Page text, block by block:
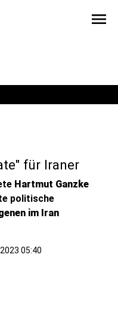
menu
für Iraner
Hartmut Ganzke
politische
im Iran
05:40